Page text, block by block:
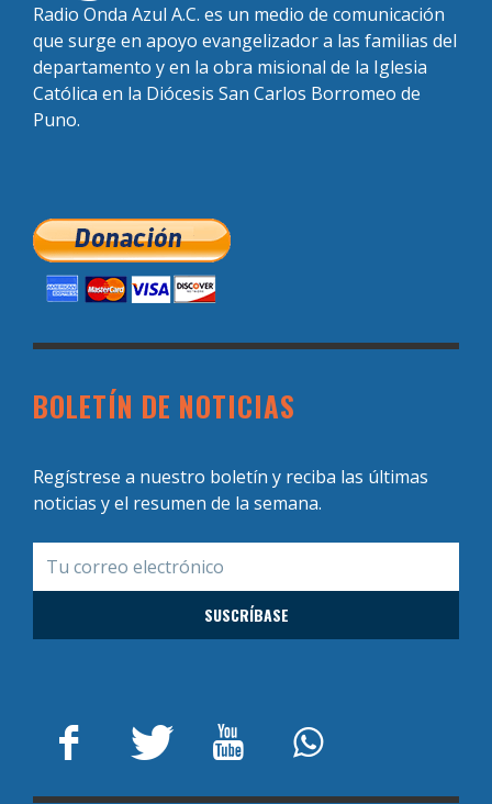
Radio Onda Azul A.C. es un medio de comunicación
que surge en apoyo evangelizador a las familias del
departamento y en la obra misional de la Iglesia
Católica en la Diócesis San Carlos Borromeo de
Puno.
BOLETÍN DE NOTICIAS
Regístrese a nuestro boletín y reciba las últimas
noticias y el resumen de la semana.